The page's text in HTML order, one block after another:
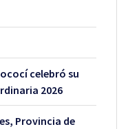
celebró su
2026
Provincia de